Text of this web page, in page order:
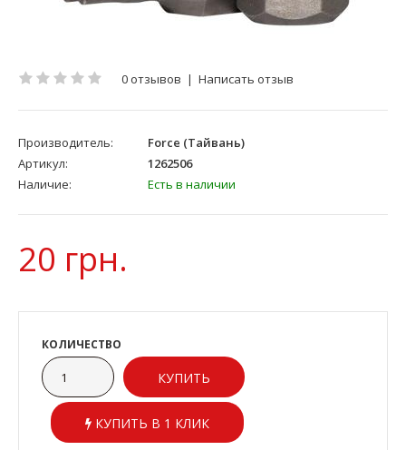
0 отзывов | Написать отзыв
Производитель:
Force (Тайвань)
Артикул:
1262506
Наличие:
Есть в наличии
20 грн.
КОЛИЧЕСТВО
КУПИТЬ В 1 КЛИК